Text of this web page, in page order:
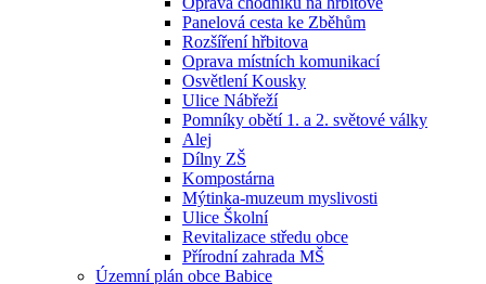
Panelová cesta ke Zběhům
Rozšíření hřbitova
Oprava místních komunikací
Osvětlení Kousky
Ulice Nábřeží
Pomníky obětí 1. a 2. světové války
Alej
Dílny ZŠ
Kompostárna
Mýtinka-muzeum myslivosti
Ulice Školní
Revitalizace středu obce
Přírodní zahrada MŠ
Územní plán obce Babice